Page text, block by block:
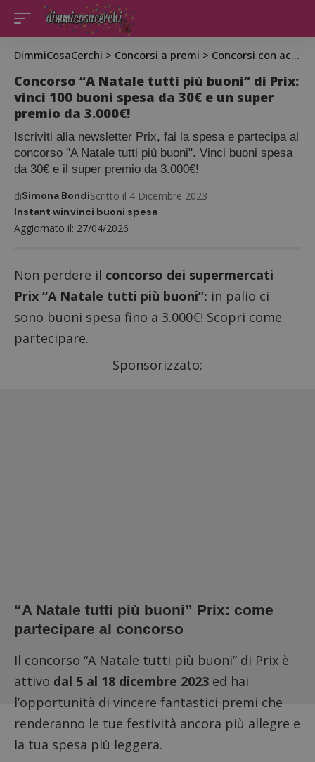
DimmiCosaCerchi > Concorsi a premi > Concorsi con acquisto
Concorso “A Natale tutti più buoni” di Prix:
vinci 100 buoni spesa da 30€ e un super
premio da 3.000€!
Iscriviti alla newsletter Prix, fai la spesa e partecipa al
concorso "A Natale tutti più buoni". Vinci buoni spesa
da 30€ e il super premio da 3.000€!
Aggiornato il: 27/04/2026
diSimona BondiScritto il 4 Dicembre 2023
Instant winvinci buoni spesa
Non perdere il concorso dei supermercati
Prix “A Natale tutti più buoni”: in palio ci
sono buoni spesa fino a 3.000€! Scopri come
partecipare.
Sponsorizzato:
“A Natale tutti più buoni” Prix: come
partecipare al concorso
Il concorso “A Natale tutti più buoni” di Prix è
attivo dal 5 al 18 dicembre 2023 ed hai
l’opportunità di vincere fantastici premi che
renderanno le tue festività ancora più allegre e
la tua spesa più leggera.